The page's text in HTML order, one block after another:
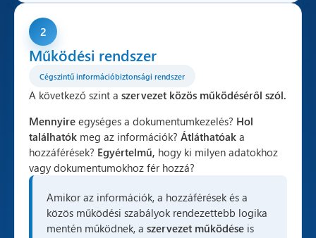
2
Működési rendszer
Cégszintű információbiztonsági rendszer
A következő szint a szervezet közös működéséről szól.
Mennyire egységes a dokumentumkezelés? Hol
találhatók meg az információk? Átláthatóak a
hozzáférések? Egyértelmű, hogy ki milyen adatokhoz
vagy dokumentumokhoz fér hozzá?
Amikor az információk, a hozzáférések és a
közös működési szabályok rendezettebb logika
mentén működnek, a szervezet működése is